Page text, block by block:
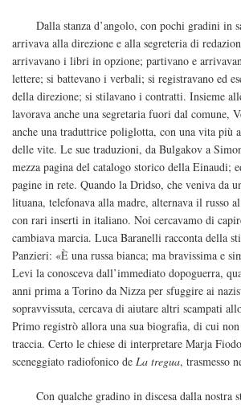
Dalla stanza d’angolo, con pochi gradini in
arrivava alla direzione e alla segreteria di
arrivavano i libri in opzione; partivano e
lettere; si battevano i verbali; si registravano ed
della direzione; si stilavano i contratti. Insieme
lavorava anche una segretaria fuori dal comune,
anche una traduttrice poliglotta, con una vita più
delle vite. Le sue traduzioni, da Bulgakov a
mezza pagina del catalogo storico della Einaudi;
pagine in rete. Quando la Dridso, che veniva da
lituana, telefonava alla madre, alternava il russo
con rari inserti in italiano. Noi cercavamo di
cambiava marcia. Luca Baranelli racconta della
Panzieri: «È una russa bianca; ma bravissima e
Levi la conosceva dall’immediato dopoguerra,
anni prima a Torino da Nizza per sfuggire ai
sopravvissuta, cercava di aiutare altri scampati
Primo registrò allora una sua biografia, di cui
traccia. Certo le chiese di interpretare Marja
sceneggiato radiofonico de La tregua, trasmesso
Con qualche gradino in discesa dalla nostra